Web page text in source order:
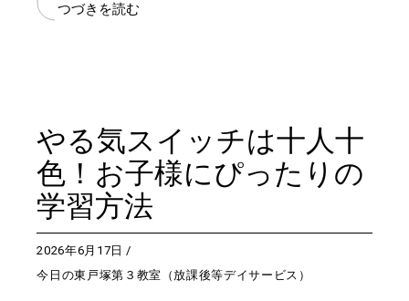
つづきを読む
やる気スイッチは十人十
色！お子様にぴったりの
学習方法
2026年6月17日
今日の東戸塚第３教室（放課後等デイサービス）